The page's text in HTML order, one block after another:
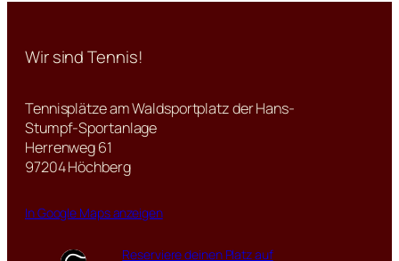
Wir sind Tennis!
Tennisplätze am Waldsportplatz der Hans-
Stumpf-Sportanlage
Herrenweg 61
97204 Höchberg
In Google Maps anzeigen
Reserviere deinen Platz auf